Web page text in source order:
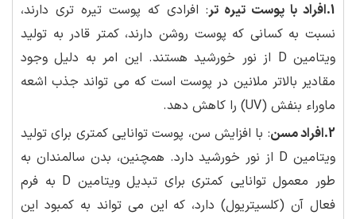
1.افراد با پوست تیره تر
: افرادی که پوست تیره تری دارند،
نسبت به کسانی که پوست روشن دارند، کمتر قادر به تولید
ویتامین D از نور خورشید هستند. این امر به دلیل وجود
مقادیر بالاتر ملانین در پوست است که می تواند جذب اشعه
ماوراء بنفش (UV) را کاهش دهد.
2.افراد مسن
: با افزایش سن، پوست توانایی کمتری برای تولید
ویتامین D از نور خورشید دارد. همچنین، بدن سالمندان به
طور معمول توانایی کمتری برای تبدیل ویتامین D به فرم
فعال آن (کلسیتریول) دارد، که این می تواند به کمبود این